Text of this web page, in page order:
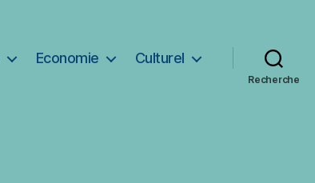
Economie Culturel
Recherche